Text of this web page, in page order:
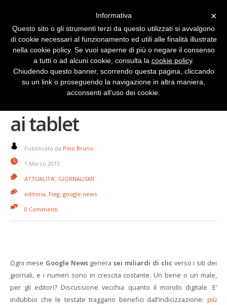
Google News si adatta
ai tablet
Pubblicato da Pino Bruno
1 Marzo 2013
ATTUALITA', GIORNALISMI
editoria, Fieg, google news
0 Commenti
Ogni mese Google Newsgenerasei miliardi di clic verso i siti dei
giornali, e i numeri sono in crescita costante. Un bene o un male,
per gli editori? Discussione vecchia quanto il mondo digitale. E’
indubbio che le testate traggano benefici dall’indicizzazione: più
×
Informativa
Questo sito o gli strumenti terzi da questo utilizzati si avvalgono
di cookie necessari al funzionamento ed utili alle finalità illustrate
nella cookie policy. Se vuoi saperne di più o negare il consenso
a tutti o ad alcuni cookie, consulta la cookie policy.
Chiudendo questo banner, scorrendo questa pagina, cliccando
su un link o proseguendo la navigazione in altra maniera,
acconsenti all’uso dei cookie.